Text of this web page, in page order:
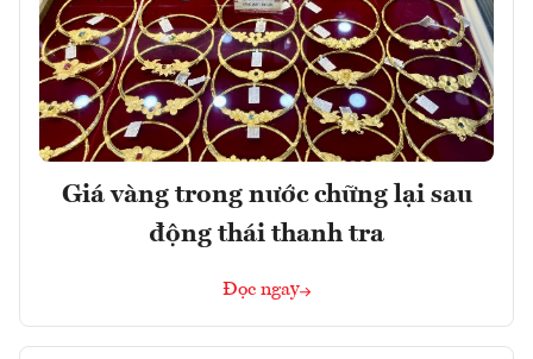
Giá vàng trong nước chững lại sau
động thái thanh tra
Đọc ngay